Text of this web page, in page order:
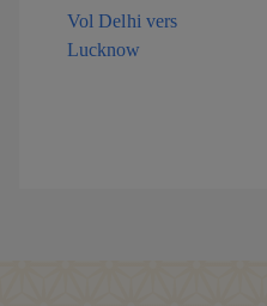
Vol Delhi vers
Lucknow